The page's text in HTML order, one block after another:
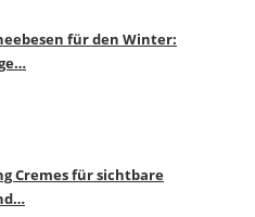
für den Winter:
Cremes für sichtbare